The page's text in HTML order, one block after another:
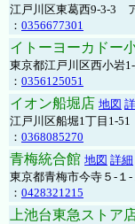
江戸川区東葛西9-3-3
： 0356677301
イトーヨーカドー
東京都江戸川区西小岩
： 0356125051
イオン船堀店 地図
江戸川区船堀1丁目1-51
： 0368085270
青梅統合館 地図 詳細
東京都青梅市今寺５-１-
： 0428321215
上池台東急ストア